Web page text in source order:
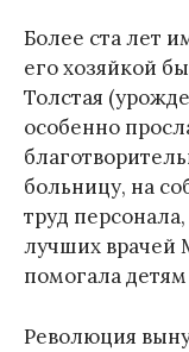
Более ста лет
его хозяйкой
Толстая
особенно
больницу, на
труд
лучших врачей
помогала
Революция